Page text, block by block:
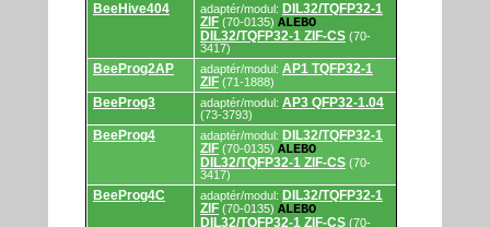
BeeHive404 adaptér/modul: DIL32/TQFP32-1
ZIF (70-0135) ALEBO
DIL32/TQFP32-1 ZIF-CS (70-
3417)
BeeProg2AP adaptér/modul: AP1 TQFP32-1
ZIF (71-1888)
BeeProg3 adaptér/modul: AP3 QFP32-1.04
(73-3793)
BeeProg4 adaptér/modul: DIL32/TQFP32-1
ZIF (70-0135) ALEBO
DIL32/TQFP32-1 ZIF-CS (70-
3417)
BeeProg4C adaptér/modul: DIL32/TQFP32-1
ZIF (70-0135) ALEBO
DIL32/TQFP32-1 ZIF-CS (70-